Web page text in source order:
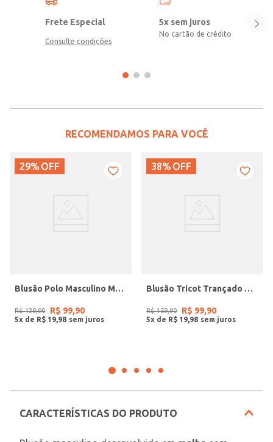
Frete Especial
Consulte condições
5x sem juros
No cartão de crédito
RECOMENDAMOS PARA VOCÊ
29% OFF
Blusão Polo Masculino MARINHO
R$ 139,90 R$ 99,90
5x de R$ 19 98
38% OFF
Blusão Tricot Trançado Dixie Masculino MARROM
R$ 159,90 R$ 99,90
5x de R$ 19 98
CARACTERÍSTICAS DO PRODUTO